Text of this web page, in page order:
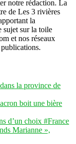
notre rédaction. La
de Les 3 rivières
la
sujet sur la toile
et nos réseaux
la province de
boit une bière
d’un choix #France
Marianne »,